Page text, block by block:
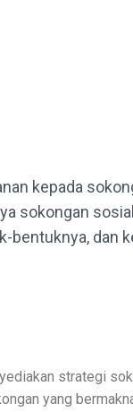
kepada
sokongan
bentuknya, dan
strategi
yang